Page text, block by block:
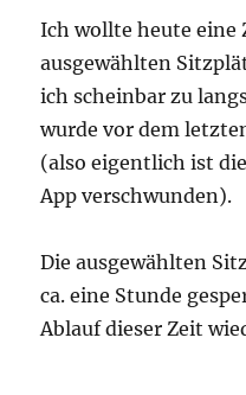
Ich wollte heute eine
ausgewählten
ich scheinbar zu
wurde vor dem
(also eigentlich ist
App verschwunden).
Die ausgewählten
ca. eine Stunde
Ablauf dieser Zeit